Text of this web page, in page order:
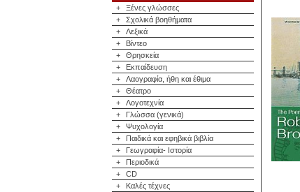
+
Ξένες γλώσσες
+
Σχολικά βοηθήματα
+
Λεξικά
+
Βίντεο
+
Θρησκεία
+
Εκπαίδευση
+
Λαογραφία, ήθη και έθιμα
+
Θέατρο
+
Λογοτεχνία
+
Γλώσσα (γενικά)
+
Ψυχολογία
+
Παιδικά και εφηβικά βιβλία
+
Γεωγραφία- Ιστορία
+
Περιοδικά
+
CD
+
Καλές τέχνες